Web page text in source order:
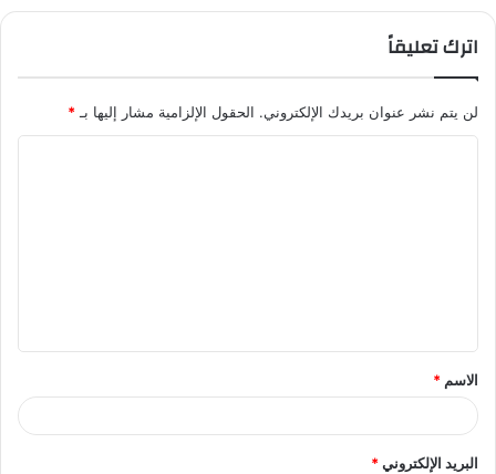
اترك تعليقاً
لن يتم نشر عنوان بريدك الإلكتروني. الحقول الإلزامية مشار إليها بـ *
ق
*
الاسم *
البريد الإلكتروني*